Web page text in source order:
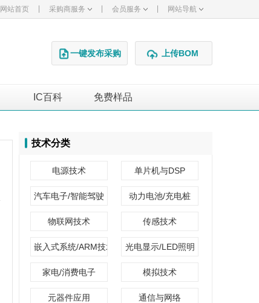
网站首页 采购商服务 会员服务 网站导航
一键发布采购 上传BOM
IC百科 免费样品
技术分类
电源技术 单片机与DSP
汽车电子/智能驾驶 动力电池/充电桩
物联网技术 传感技术
嵌入式系统/ARM技术 光电显示/LED照明
家电/消费电子 模拟技术
元器件应用 通信与网络